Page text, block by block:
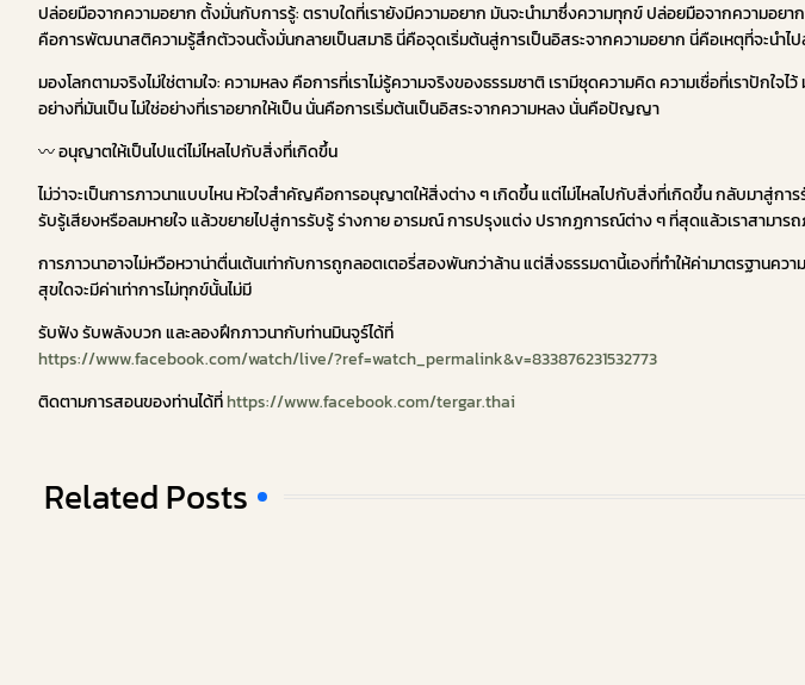
ปล่อยมือจากความอยาก ตั้งมั่นกับการรู้: ตราบใดที่เรายังมีความอยาก มันจะนำมาซึ่งความทุกข์ ปล่อยมือจากความอย
คือการพัฒนาสติความรู้สึกตัวจนตั้งมั่นกลายเป็นสมาธิ นี่คือจุดเริ่มต้นสู่การเป็นอิสระจากความอยาก นี่คือเหตุที่จะนำ
มองโลกตามจริงไม่ใช่ตามใจ: ความหลง คือการที่เราไม่รู้ความจริงของธรรมชาติ เรามีชุดความคิด ความเชื่อที่เราปักใ
อย่างที่มันเป็น ไม่ใช่อย่างที่เราอยากให้เป็น นั่นคือการเริ่มต้นเป็นอิสระจากความหลง นั่นคือปัญญา
〰️ อนุญาตให้เป็นไปแต่ไม่ไหลไปกับสิ่งที่เกิดขึ้น
ไม่ว่าจะเป็นการภาวนาแบบไหน หัวใจสำคัญคือการอนุญาตให้สิ่งต่าง ๆ เกิดขึ้น แต่ไม่ไหลไปกับสิ่งที่เกิดขึ้น กลับมาสู่การ
รับรู้เสียงหรือลมหายใจ แล้วขยายไปสู่การรับรู้ ร่างกาย อารมณ์ การปรุงแต่ง ปรากฏการณ์ต่าง ๆ ที่สุดแล้วเราสามา
การภาวนาอาจไม่หวือหวาน่าตื่นเต้นเท่ากับการถูกลอตเตอรี่สองพันกว่าล้าน แต่สิ่งธรรมดานี้เองที่ทำให้ค่ามาตรฐาน
สุขใดจะมีค่าเท่าการไม่ทุกข์นั้นไม่มี
รับฟัง รับพลังบวก และลองฝึกภาวนากับท่านมินจูร์ได้ที่
https://www.facebook.com/watch/live/?ref=watch_permalink&v=833876231532773
ติดตามการสอนของท่านได้ที่https://www.facebook.com/tergar.thai
Related Posts